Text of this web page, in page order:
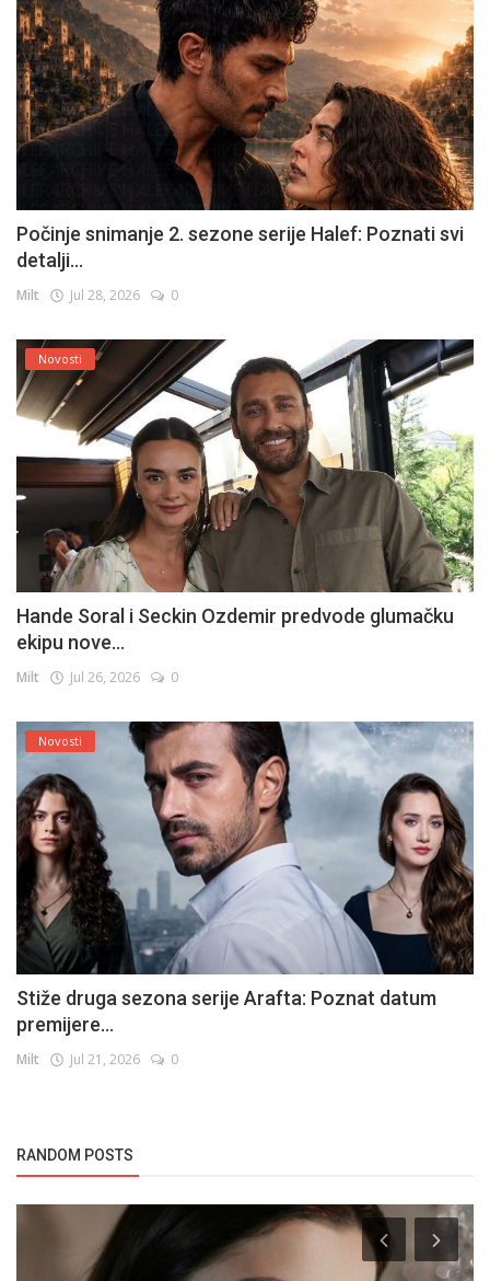
Počinje snimanje 2. sezone serije Halef: Poznati svi
detalji...
Milt Jul 28, 2026 0
Novosti
Hande Soral i Seckin Ozdemir predvode glumačku
ekipu nove...
Milt Jul 26, 2026 0
Novosti
Stiže druga sezona serije Arafta: Poznat datum
premijere...
Milt Jul 21, 2026 0
RANDOM POSTS